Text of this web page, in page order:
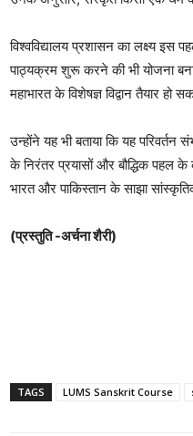
विश्वविद्यालय प्रशासन का लक्ष्य
पाठ्यक्रम शुरू करने की भी योजना
महाभारत के विशेषज्ञ विद्वान तैयार हो
उन्होंने यह भी बताया कि यह
के निरंतर प्रयासों और बौद्धिक पहल
भारत और पाकिस्तान के साझा
(प्रस्तुति -अर्चना शैरी)
TAGS LUMS Sanskrit Course